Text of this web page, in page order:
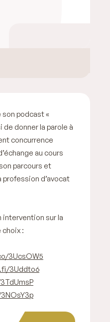
son podcast «
donner la parole à
concurrence
au cours
parcours et
d’avocat
intervention sur la
:
3UcsOW5
3Uddto6